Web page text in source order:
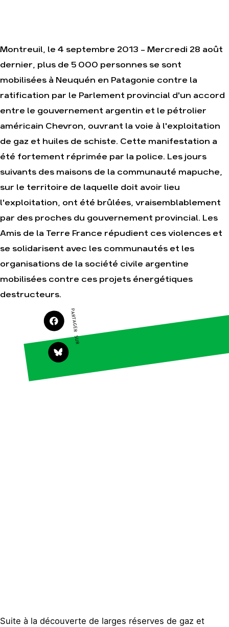
Agir
terrain
Agir au quotidien
Soutenir les
campagnes
Transmettre tout
ou partie de son
patrimoine
Télécharger
guides éco-
thématiques
Climat – Énergie
Surproduction
Agriculture
Finance
Multinationales
Forêts
Actualités
Espace presse
Contact
Groupes
locaux
Montreuil, le 4 septembre 2013 – Mercredi 28 août
dernier, plus de 5 000 personnes se sont
mobilisées à Neuquén en Patagonie contre la
ratification par le Parlement provincial d'un accord
entre le gouvernement argentin et le pétrolier
américain Chevron, ouvrant la voie à l'exploitation
de gaz et huiles de schiste. Cette manifestation a
été fortement réprimée par la police. Les jours
suivants des maisons de la communauté mapuche,
sur le territoire de laquelle doit avoir lieu
l'exploitation, ont été brûlées, vraisemblablement
par des proches du gouvernement provincial. Les
Amis de la Terre France répudient ces violences et
se solidarisent avec les communautés et les
organisations de la société civile argentine
mobilisées contre ces projets énergétiques
destructeurs.
PARTAGER SUR
Suite à la découverte de larges réserves de gaz et